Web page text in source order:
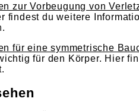
zur Vorbeugung von
findest du weitere
für eine symmetrische
für den Körper. Hier